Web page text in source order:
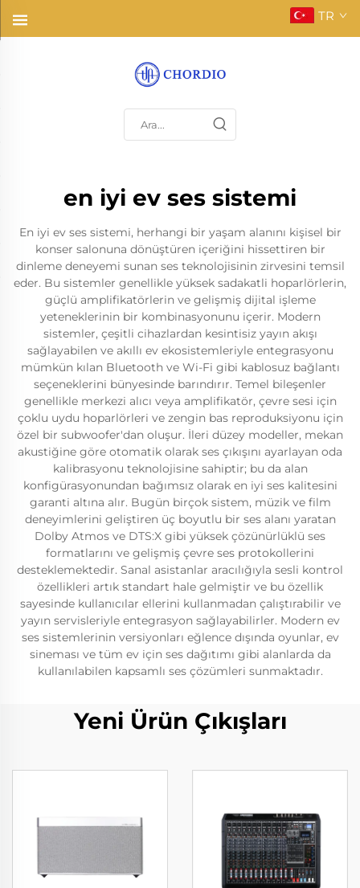
TR
en iyi ev ses sistemi
En iyi ev ses sistemi, herhangi bir yaşam alanını kişisel bir
konser salonuna dönüştüren içeriğini hissettiren bir
dinleme deneyemi sunan ses teknolojisinin zirvesini temsil
eder. Bu sistemler genellikle yüksek sadakatli hoparlörlerin,
güçlü amplifikatörlerin ve gelişmiş dijital işleme
yeteneklerinin bir kombinasyonunu içerir. Modern
sistemler, çeşitli cihazlardan kesintisiz yayın akışı
sağlayabilen ve akıllı ev ekosistemleriyle entegrasyonu
mümkün kılan Bluetooth ve Wi-Fi gibi kablosuz bağlantı
seçeneklerini bünyesinde barındırır. Temel bileşenler
genellikle merkezi alıcı veya amplifikatör, çevre sesi için
çoklu uydu hoparlörleri ve zengin bas reproduksiyonu için
özel bir subwoofer'dan oluşur. İleri düzey modeller, mekan
akustiğine göre otomatik olarak ses çıkışını ayarlayan oda
kalibrasyonu teknolojisine sahiptir; bu da alan
konfigürasyonundan bağımsız olarak en iyi ses kalitesini
garanti altına alır. Bugün birçok sistem, müzik ve film
deneyimlerini geliştiren üç boyutlu bir ses alanı yaratan
Dolby Atmos ve DTS:X gibi yüksek çözünürlüklü ses
formatlarını ve gelişmiş çevre ses protokollerini
desteklemektedir. Sanal asistanlar aracılığıyla sesli kontrol
özellikleri artık standart hale gelmiştir ve bu özellik
sayesinde kullanıcılar ellerini kullanmadan çalıştırabilir ve
yayın servisleriyle entegrasyon sağlayabilirler. Modern ev
ses sistemlerinin versiyonları eğlence dışında oyunlar, ev
sineması ve tüm ev için ses dağıtımı gibi alanlarda da
kullanılabilen kapsamlı ses çözümleri sunmaktadır.
Yeni Ürün Çıkışları